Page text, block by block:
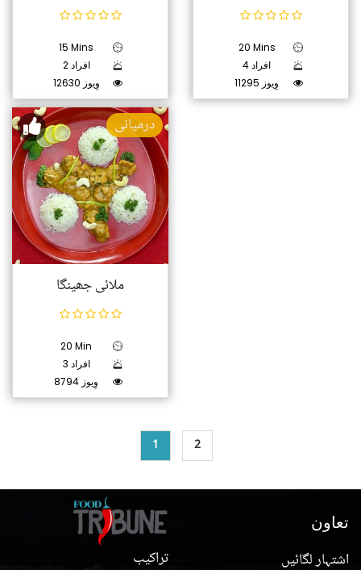
15 Mins
2 افراد
12630 وِیوز
20 Mins
4 افراد
11295 وِیوز
درمیانی
ملائی جھینگا
20 Min
3 افراد
8794 وِیوز
1 2
تراکیب
تعاون
اشتہار لگائیں